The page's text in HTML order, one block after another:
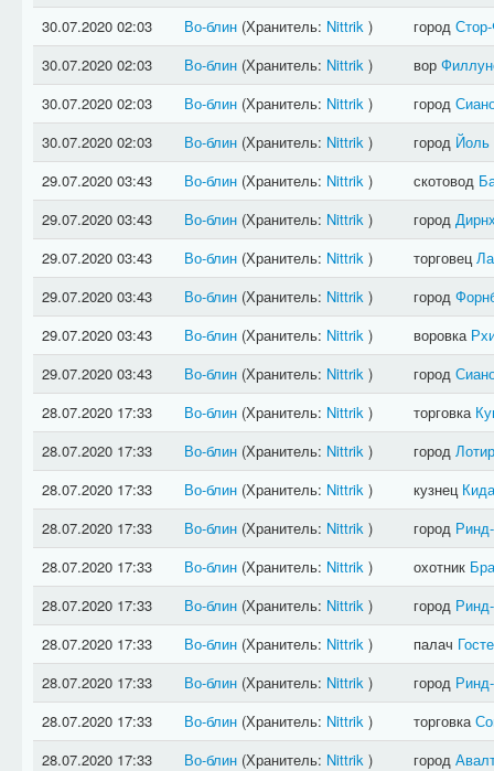
30.07.2020 02:03
Во-блин(Хранитель: Nittrik ) город
30.07.2020 02:03
Во-блин(Хранитель: Nittrik ) вор
30.07.2020 02:03
Во-блин(Хранитель: Nittrik ) город
30.07.2020 02:03
Во-блин(Хранитель: Nittrik ) город Йоль
29.07.2020 03:43
Во-блин(Хранитель: Nittrik ) скотовод
29.07.2020 03:43
Во-блин(Хранитель: Nittrik ) город
29.07.2020 03:43
Во-блин(Хранитель: Nittrik ) торговец
29.07.2020 03:43
Во-блин(Хранитель: Nittrik ) город
29.07.2020 03:43
Во-блин(Хранитель: Nittrik ) воровка
29.07.2020 03:43
Во-блин(Хранитель: Nittrik ) город
28.07.2020 17:33
Во-блин(Хранитель: Nittrik ) торговка
28.07.2020 17:33
Во-блин(Хранитель: Nittrik ) город
28.07.2020 17:33
Во-блин(Хранитель: Nittrik ) кузнец
28.07.2020 17:33
Во-блин(Хранитель: Nittrik ) город
28.07.2020 17:33
Во-блин(Хранитель: Nittrik ) охотник
28.07.2020 17:33
Во-блин(Хранитель: Nittrik ) город
28.07.2020 17:33
Во-блин(Хранитель: Nittrik ) палач
28.07.2020 17:33
Во-блин(Хранитель: Nittrik ) город
28.07.2020 17:33
Во-блин(Хранитель: Nittrik ) торговка
28.07.2020 17:33
Во-блин(Хранитель: Nittrik ) город